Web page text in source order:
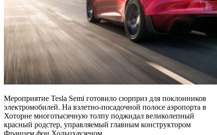
Мероприятие Tesla Semi готовило сюрприз для поклонников
электромобилей. На взлетно-посадочной полосе аэропорта в
Хоторне многотысячную толпу поджидал великолепный
красный родстер, управляемый главным конструктором
Францем фон Хольцхаузеном.